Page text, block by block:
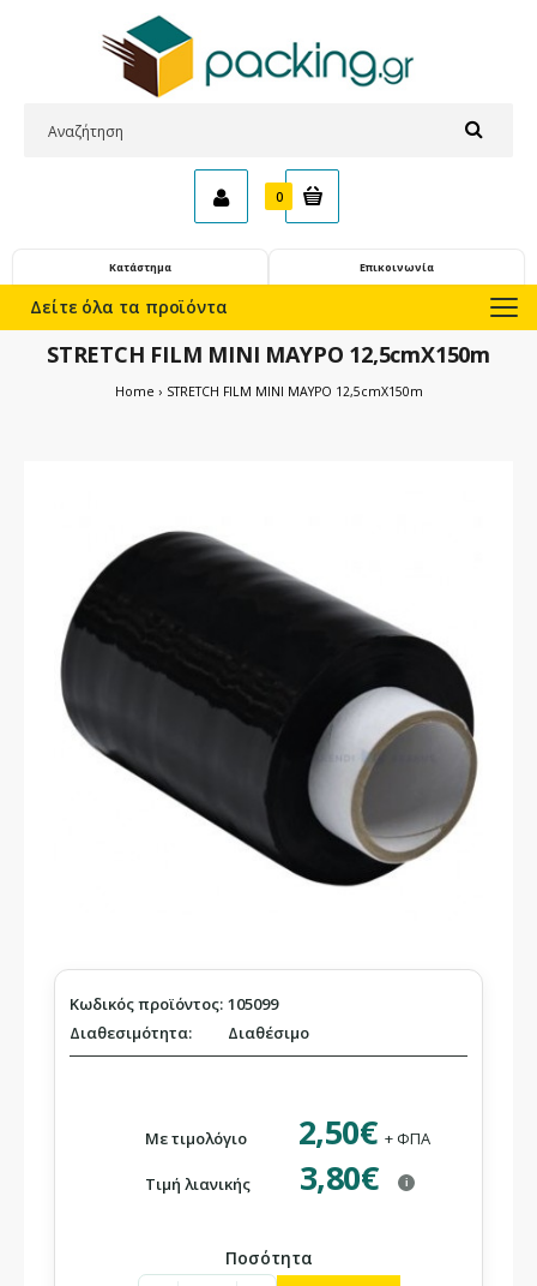
0
Κατάστημα Επικοινωνία
Δείτε όλα τα προϊόντα
STRETCH FILM MINI ΜΑΥΡΟ 12,5cmX150m
Home STRETCH FILM MINI ΜΑΥΡΟ 12,5cmX150m
Κωδικός προϊόντος: 105099
Διαθεσιμότητα:
Διαθέσιμο
Με τιμολόγιο 2,50€ + ΦΠΑ
Τιμή λιανικής 3,80€ i
Ποσότητα